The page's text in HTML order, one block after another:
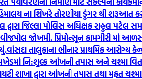
ના શિખરે તોરણીયા ડુંગર થી શરૂઆત
જિલ્લા પોલિસ અધિક્ષક રાહુલ પટેલ
જોખમી. પ્રિમોન્સૂન કામગીરી માં
વાંસદા તાલુકાના ભીનાર પ્રાથમિક આરોગ્ય
નિ:શુલ્ક આંખની તપાસ અને ચશ્મા
શાખા દ્વારા આંખની તપાસ તથા મફત